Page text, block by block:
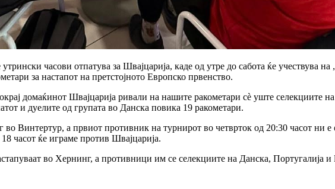
часови отпатува за Швајцарија, каде од утре до сабота ќе учествува
за настапот на претстојното Европско првенство.
домаќинот Швајцарија ривали на нашите ракометари сè уште селекциите
и дуелите од групата во Данска повика 19 ракометари.
Винтертур, а првиот противник на турнирот во четврток од 20:30 часот ни е
часот ќе играме против Швајцарија.
во Хернинг, а противници им се селекциите на Данска, Португалија и